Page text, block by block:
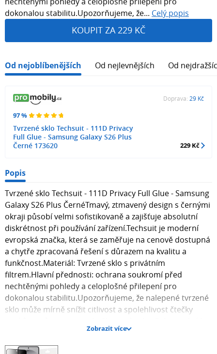
dokonalou stabilitu.Upozorňujeme, že... Celý popis
KOUPIT ZA 229 KČ
Od nejoblíbenějších Od nejlevnějších Od
97 %
Tvrzené sklo Techsuit - 111D Privacy
Full Glue - Samsung Galaxy S26 Plus
Černé 173620
Doprava: 29 Kč
229 Kč
Popis
Tvrzené sklo Techsuit - 111D Privacy Full Glue - Samsung
Galaxy S26 Plus ČernéTmavý, ztmavený design s černými
okraji působí velmi sofistikovaně a zajišťuje absolutní
diskrétnost při používání zařízení.Techsuit je moderní
evropská značka, která se zaměřuje na cenově dostupná
a chytře zpracovaná řešení s důrazem na kvalitu a
funkčnost.Materiál: Tvrzené sklo s privátním
filtrem.Hlavní přednosti: ochrana soukromí před
nechtěnými pohledy a celoplošné přilepení pro
dokonalou stabilitu.Upozorňujeme, že nalepené tvrzené
sklo může mírně snížit citlivost a spolehlivost čtečky
je určeno pro model: Samsung Galaxy S26 Plus
Zobrazit více